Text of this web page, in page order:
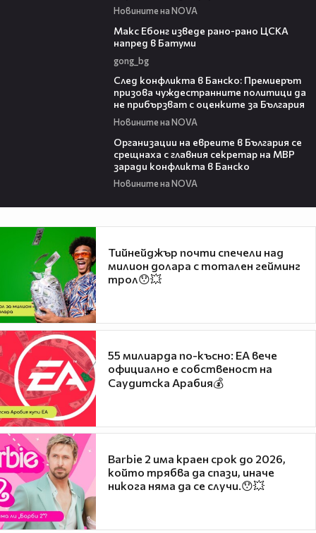
Новините на NOVA
Макс Ебонг изведе рано-рано ЦСКА
напред в Батуми
gong_bg
След конфликта в Банско: Премиерът
призова чуждестранните политици да
не прибързват с оценките за България
Новините на NOVA
Организации на евреите в България се
срещнаха с главния секретар на МВР
заради конфликта в Банско
Новините на NOVA
Тийнейджър почти спечели над
милион долара с тотален гейминг
трол😯💥
55 милиарда по-късно: EA вече
официално е собственост на
Саудитска Арабия💰
Barbie 2 има краен срок до 2026,
който трябва да спази, иначе
никога няма да се случи.😯💥